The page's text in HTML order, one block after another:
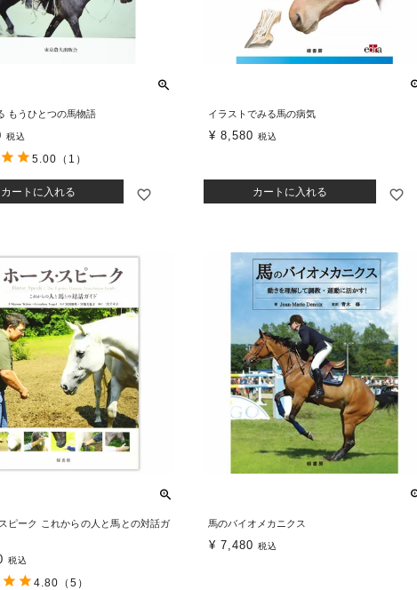
もうひとつの馬物語
税込
カートに入れる
5.00 （1）
イラストでみる馬の病気
¥ 8,580 税込
カートに入れる
ピーク これからの人と馬との対話ガ
税込
4.80 （5）
馬のバイオメカニクス
¥ 7,480 税込